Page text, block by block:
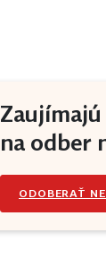
na odber
ODOBERAŤ